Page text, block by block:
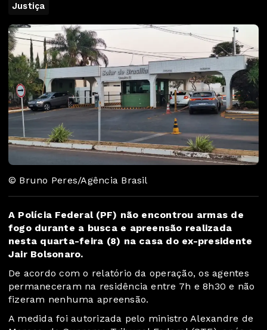
Justiça
© Bruno Peres/Agência Brasil
A Polícia Federal (PF) não encontrou armas de
fogo durante a busca e apreensão realizada
nesta quarta-feira (8) na casa do ex-presidente
Jair Bolsonaro.
De acordo com o relatório da operação, os agentes
permaneceram na residência entre 7h e 8h30 e não
fizeram nenhuma apreensão.
A medida foi autorizada pelo ministro Alexandre de